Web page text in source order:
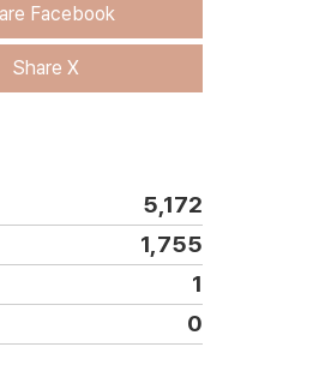
Facebook
Share X
5,172
1,755
1
0